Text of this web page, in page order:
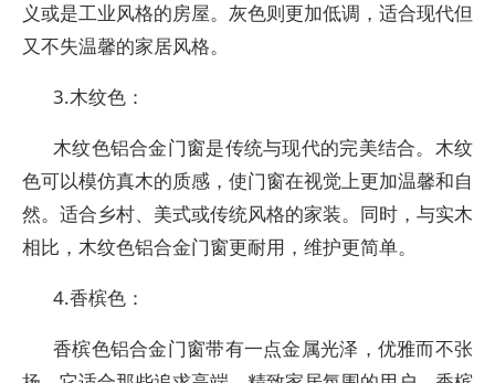
义或是工业风格的房屋。灰色则更加低调，适合现代但
又不失温馨的家居风格。
3.木纹色：
木纹色铝合金门窗是传统与现代的完美结合。木纹
色可以模仿真木的质感，使门窗在视觉上更加温馨和自
然。适合乡村、美式或传统风格的家装。同时，与实木
相比，木纹色铝合金门窗更耐用，维护更简单。
4.香槟色：
香槟色铝合金门窗带有一点金属光泽，优雅而不张